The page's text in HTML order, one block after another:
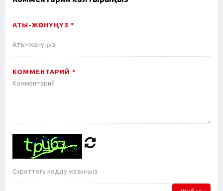
АТЫ-ЖӨНҮҢҮЗ *
КОММЕНТАРИЙ *